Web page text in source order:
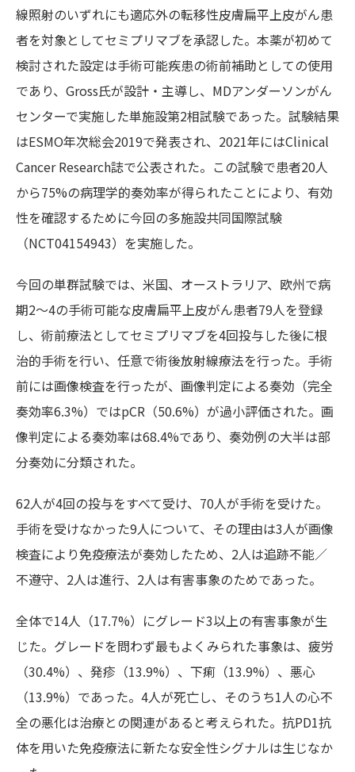
線照射のいずれにも適応外の転移性皮膚扁平上皮がん患
者を対象としてセミプリマブを承認した。本薬が初めて
検討された設定は手術可能疾患の術前補助としての使用
であり、Gross氏が設計・主導し、MDアンダーソンがん
センターで実施した単施設第2相試験であった。試験結果
はESMO年次総会2019で発表され、2021年にはClinical
Cancer Research誌で公表された。この試験で患者20人
から75%の病理学的奏効率が得られたことにより、有効
性を確認するために今回の多施設共同国際試験
（NCT04154943）を実施した。
今回の単群試験では、米国、オーストラリア、欧州で病
期2～4の手術可能な皮膚扁平上皮がん患者79人を登録
し、術前療法としてセミプリマブを4回投与した後に根
治的手術を行い、任意で術後放射線療法を行った。手術
前には画像検査を行ったが、画像判定による奏効（完全
奏効率6.3%）ではpCR（50.6%）が過小評価された。画
像判定による奏効率は68.4%であり、奏効例の大半は部
分奏効に分類された。
62人が4回の投与をすべて受け、70人が手術を受けた。
手術を受けなかった9人について、その理由は3人が画像
検査により免疫療法が奏効したため、2人は追跡不能／
不遵守、2人は進行、2人は有害事象のためであった。
全体で14人（17.7%）にグレード3以上の有害事象が生
じた。グレードを問わず最もよくみられた事象は、疲労
（30.4%）、発疹（13.9%）、下痢（13.9%）、悪心
（13.9%）であった。4人が死亡し、そのうち1人の心不
全の悪化は治療との関連があると考えられた。抗PD1抗
体を用いた免疫療法に新たな安全性シグナルは生じなか